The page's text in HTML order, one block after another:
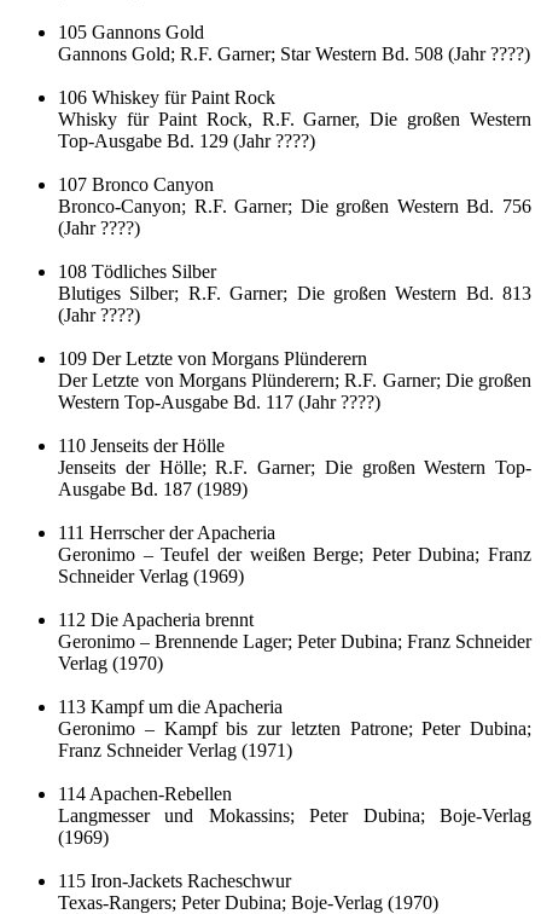
105 Gannons Gold
Gannons Gold; R.F. Garner; Star Western Bd. 508 (Jahr ????)
106 Whiskey für Paint Rock
Whisky für Paint Rock, R.F. Garner, Die großen Western
Top-Ausgabe Bd. 129 (Jahr ????)
107 Bronco Canyon
Bronco-Canyon; R.F. Garner; Die großen Western Bd. 756
(Jahr ????)
108 Tödliches Silber
Blutiges Silber; R.F. Garner; Die großen Western Bd. 813
(Jahr ????)
109 Der Letzte von Morgans Plünderern
Der Letzte von Morgans Plünderern; R.F. Garner; Die großen
Western Top-Ausgabe Bd. 117 (Jahr ????)
110 Jenseits der Hölle
Jenseits der Hölle; R.F. Garner; Die großen Western Top-
Ausgabe Bd. 187 (1989)
111 Herrscher der Apacheria
Geronimo – Teufel der weißen Berge; Peter Dubina; Franz
Schneider Verlag (1969)
112 Die Apacheria brennt
Geronimo – Brennende Lager; Peter Dubina; Franz Schneider
Verlag (1970)
113 Kampf um die Apacheria
Geronimo – Kampf bis zur letzten Patrone; Peter Dubina;
Franz Schneider Verlag (1971)
114 Apachen-Rebellen
Langmesser und Mokassins; Peter Dubina; Boje-Verlag
(1969)
115 Iron-Jackets Racheschwur
Texas-Rangers; Peter Dubina; Boje-Verlag (1970)